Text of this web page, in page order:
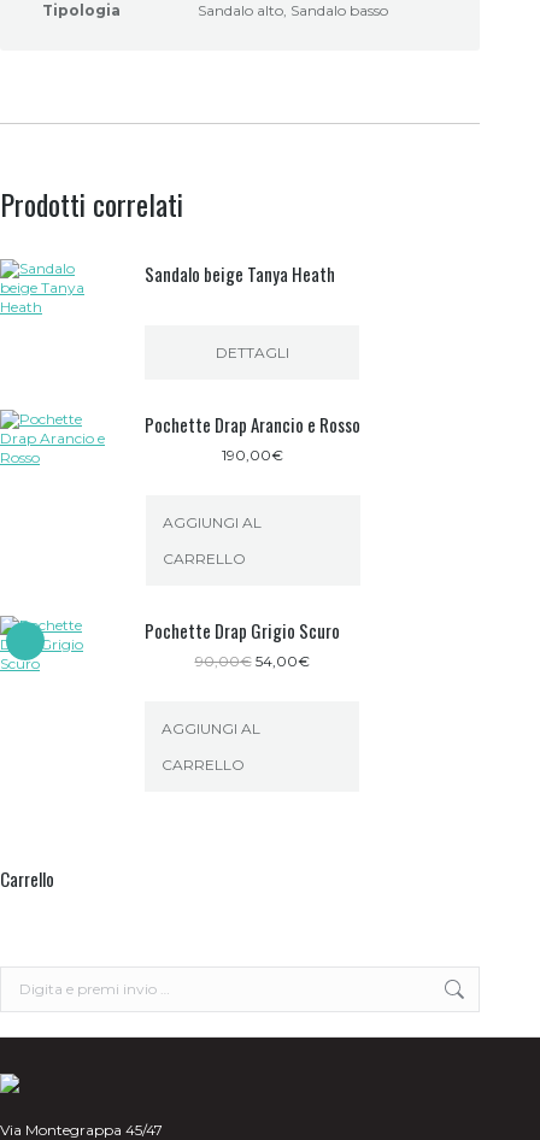
Tipologia
Sandalo alto, Sandalo basso
Prodotti correlati
Sandalo beige Tanya Heath
DETTAGLI
Pochette Drap Arancio e Rosso
190,00€
AGGIUNGI AL
CARRELLO
Pochette Drap Grigio Scuro
90,00€ Il
90,00€.
54,00€Il
AGGIUNGI AL
CARRELLO
Carrello
Via Montegrappa 45/47